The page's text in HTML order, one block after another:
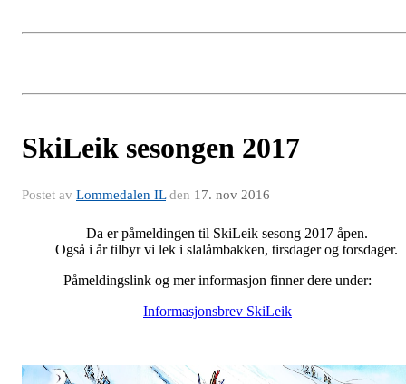
SkiLeik sesongen 2017
Postet av Lommedalen ILden 17. nov 2016
Da er påmeldingen til SkiLeik sesong 2017 åpen.
Også i år tilbyr vi lek i slalåmbakken, tirsdager og torsdager.
Påmeldingslink og mer informasjon finner dere under:
Informasjonsbrev SkiLeik